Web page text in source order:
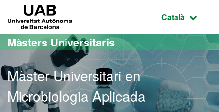
Ves al contingut principal
Ves a la navegació de la pàgina
Idioma
Català
Màsters Universitaris
Màster Universitari en
Microbiologia Aplicada